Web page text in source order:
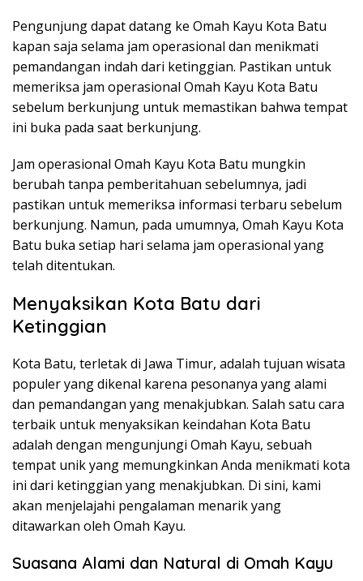
Pengunjung dapat datang ke Omah Kayu Kota Batu
kapan saja selama jam operasional dan menikmati
pemandangan indah dari ketinggian. Pastikan untuk
memeriksa jam operasional Omah Kayu Kota Batu
sebelum berkunjung untuk memastikan bahwa tempat
ini buka pada saat berkunjung.
Jam operasional Omah Kayu Kota Batu mungkin
berubah tanpa pemberitahuan sebelumnya, jadi
pastikan untuk memeriksa informasi terbaru sebelum
berkunjung. Namun, pada umumnya, Omah Kayu Kota
Batu buka setiap hari selama jam operasional yang
telah ditentukan.
Menyaksikan Kota Batu dari
Ketinggian
Kota Batu, terletak di Jawa Timur, adalah tujuan wisata
populer yang dikenal karena pesonanya yang alami
dan pemandangan yang menakjubkan. Salah satu cara
terbaik untuk menyaksikan keindahan Kota Batu
adalah dengan mengunjungi Omah Kayu, sebuah
tempat unik yang memungkinkan Anda menikmati kota
ini dari ketinggian yang menakjubkan. Di sini, kami
akan menjelajahi pengalaman menarik yang
ditawarkan oleh Omah Kayu.
Suasana Alami dan Natural di Omah Kayu